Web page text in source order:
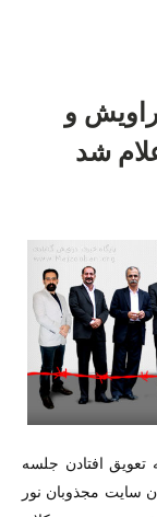
و
شد
مجذوبان نور، پس از ۲ بار به تعویق افتادن جلسه
سایت مجذوبان نور